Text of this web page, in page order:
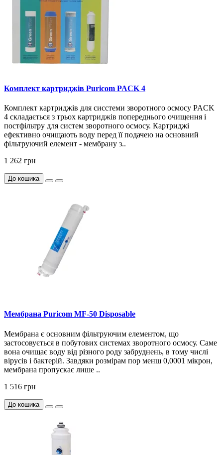
Комплект картриджів Puricom PACK 4
Комплект картриджів для сисстеми зворотного осмосу PACK
4 складається з трьох картриджів попереднього очищення і
постфільтру для систем зворотного осмосу. Картриджі
ефективно очищають воду перед її подачею на основний
фільтруючий елемент - мембрану з..
1 262 грн
До кошика
Мембрана Puricom MF-50 Disposable
Мембрана є основним фільтруючим елементом, що
застосовується в побутових системах зворотного осмосу. Саме
вона очищає воду від різного роду забруднень, в тому числі
вірусів і бактерій. Завдяки розмірам пор менш 0,0001 мікрон,
мембрана пропускає лише ..
1 516 грн
До кошика